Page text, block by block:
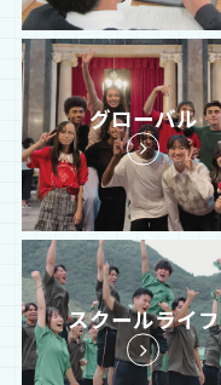
グローバル
スクールライフ